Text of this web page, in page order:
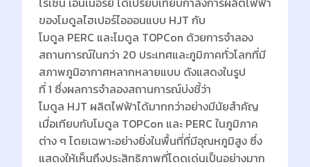
ของโมดูลไฮเปอร์ไอออนแบบ HJT กับ
โมดูล PERC และโมดูล TOPCon ด้วยการจำลอง
สถานการณ์ในกว่า 20 ประเทศและภูมิภาคทั่วโลกที่มี
สภาพภูมิอากาศหลากหลายแบบ ดังแสดงในรูป
ที่ 1 ซึ่งผลการจำลองสถานการณ์บ่งชี้ว่า
โมดูล HJT ผลิตไฟฟ้าได้มากกว่าอย่างมีนัยสำคัญ
เมื่อเทียบกับโมดูล TOPCon และ PERC ในภูมิภาค
ต่าง ๆ โดยเฉพาะอย่างยิ่งในพื้นที่ที่มีอุณหภูมิสูง ซึ่ง
แสดงให้เห็นถึงประสิทธิภาพที่โดดเด่นเป็นอย่างมาก